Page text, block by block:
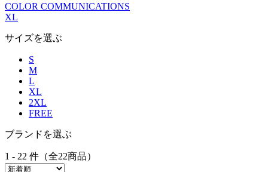
COLOR COMMUNICATIONS
XL
サイズを選ぶ
S
M
L
XL
2XL
FREE
ブランドを選ぶ
1 - 22 件（全22商品）